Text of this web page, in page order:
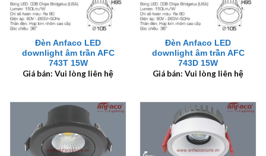
Đèn Anfaco LED
downlight âm trần AFC
743T 15W
Giá bán: Vui lòng liên hệ
Đèn Anfaco LED
downlight âm trần AFC
743D 15W
Giá bán: Vui lòng liên hệ